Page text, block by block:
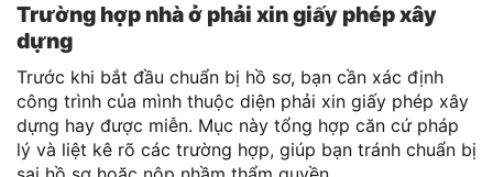
Trường hợp nhà ở phải xin giấy phép xây
dựng
Trước khi bắt đầu chuẩn bị hồ sơ, bạn cần xác định
công trình của mình thuộc diện phải xin giấy phép xây
dựng hay được miễn. Mục này tổng hợp căn cứ pháp
lý và liệt kê rõ các trường hợp, giúp bạn tránh chuẩn bị